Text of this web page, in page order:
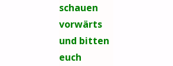
schauen
vorwärts
und bitten
euch